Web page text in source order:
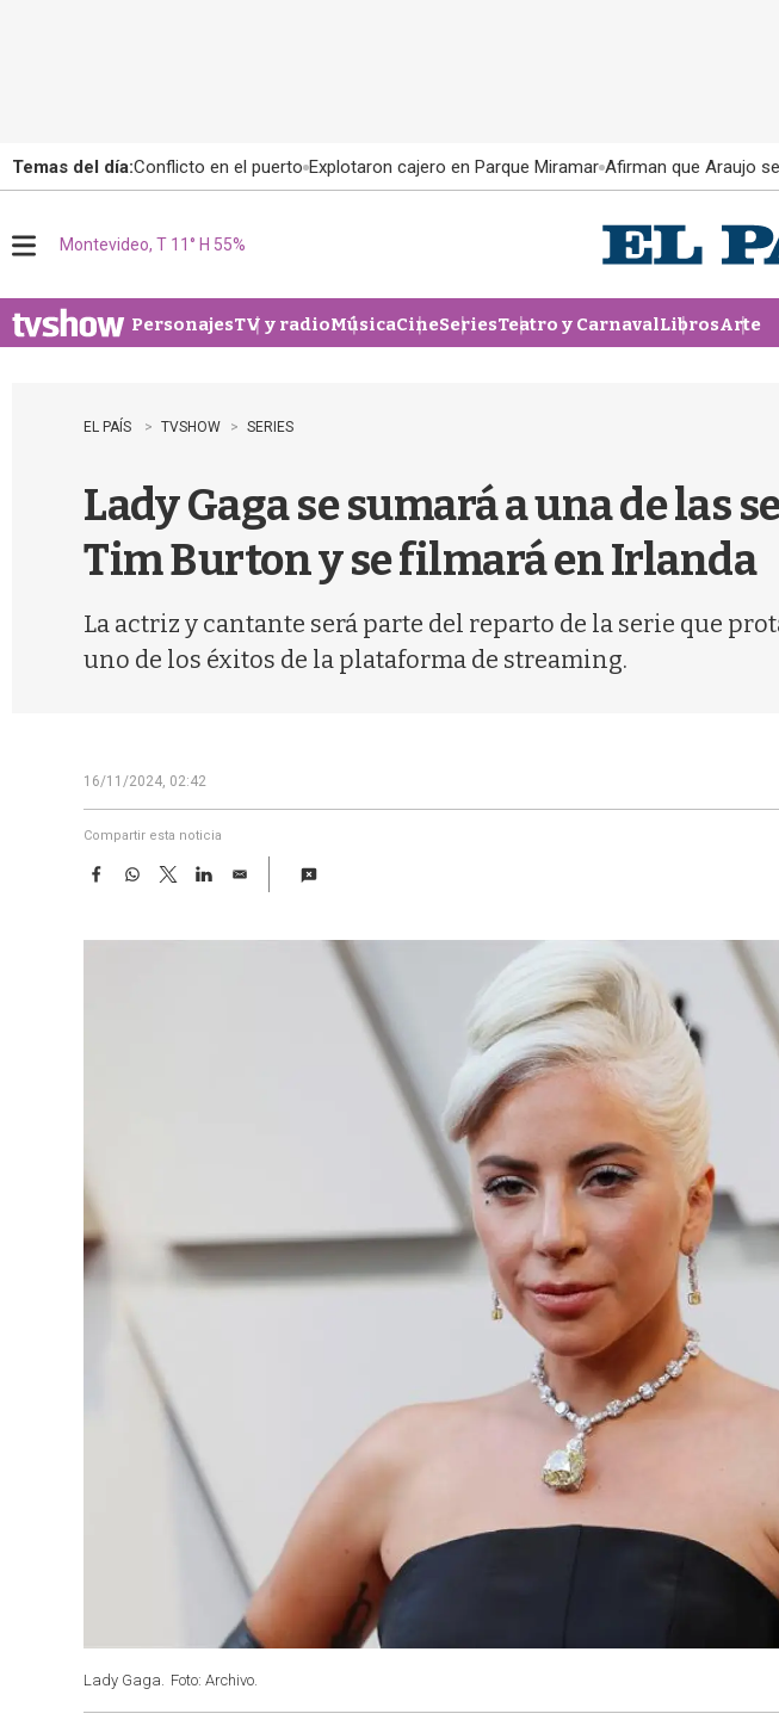
Temas del día:Conflicto en el puerto Explotaron cajero en Parque Miramar Afirman que Araujo
u
Montevideo, T 11° H 55%
PersonajesTV y radioMúsicaCineSeriesTeatro y CarnavalLibrosArte
EL PAÍS TVSHOW SERIES
Lady Gaga se sumará a una de las
Tim Burton y se filmará en Irlanda
La actriz y cantante será parte del reparto de la serie que
uno de los éxitos de la plataforma de streaming.
16/11/2024, 02:42
Compartir esta noticia
F
e
W
t
T
w
t
L
k
E
i
Lady Gaga. Foto: Archivo.